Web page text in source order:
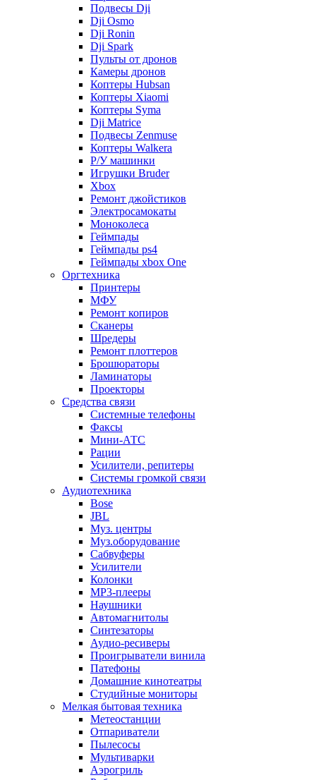
Подвесы Dji
Dji Osmo
Dji Ronin
Dji Spark
Пульты от дронов
Камеры дронов
Коптеры Hubsan
Коптеры Xiaomi
Коптеры Syma
Dji Matrice
Подвесы Zenmuse
Коптеры Walkera
Р/У машинки
Игрушки Bruder
Xbox
Ремонт джойстиков
Электросамокаты
Моноколеса
Геймпады
Геймпады ps4
Геймпады xbox One
Оргтехника
Принтеры
МФУ
Ремонт копиров
Сканеры
Шредеры
Ремонт плоттеров
Брошюраторы
Ламинаторы
Проекторы
Средства связи
Системные телефоны
Факсы
Мини-АТС
Рации
Усилители, репитеры
Системы громкой связи
Аудиотехника
Bose
JBL
Муз. центры
Муз.оборудование
Сабвуферы
Усилители
Колонки
MP3-плееры
Наушники
Автомагнитолы
Синтезаторы
Аудио-ресиверы
Проигрыватели винила
Патефоны
Домашние кинотеатры
Студийные мониторы
Мелкая бытовая техника
Метеостанции
Отпариватели
Пылесосы
Мультиварки
Аэрогриль